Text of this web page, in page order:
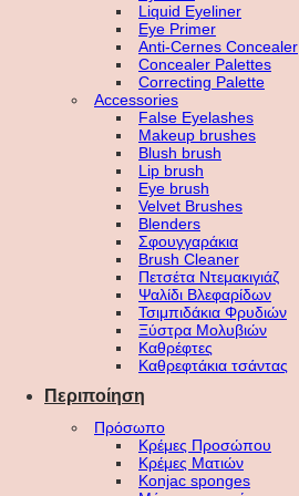
Liquid Eyeliner
Eye Primer
Anti-Cernes Concealer
Concealer Palettes
Correcting Palette
Accessories
False Eyelashes
Makeup brushes
Blush brush
Lip brush
Eye brush
Velvet Brushes
Blenders
Σφουγγαράκια
Brush Cleaner
Πετσέτα Ντεμακιγιάζ
Ψαλίδι Βλεφαρίδων
Τσιμπιδάκια Φρυδιών
Ξύστρα Μολυβιών
Καθρέφτες
Καθρεφτάκια τσάντας
Περιποίηση
Πρόσωπο
Κρέμες Προσώπου
Κρέμες Ματιών
Konjac sponges